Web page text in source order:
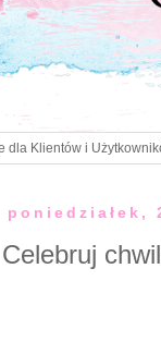
dla Klientów i
poniedziałek,
Celebruj